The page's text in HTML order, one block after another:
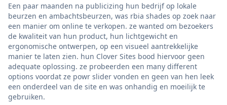
Een paar maanden na publicizing hun bedrijf op lokale
beurzen en ambachtsbeurzen, was rbia shades op zoek naar
een manier om online te verkopen. ze wanted om bezoekers
de kwaliteit van hun product, hun lichtgewicht en
ergonomische ontwerpen, op een visueel aantrekkelijke
manier te laten zien. hun Clover Sites bood hiervoor geen
adequate oplossing. ze probeerden een many different
options voordat ze powr slider vonden en geen van hen leek
een onderdeel van de site en was onhandig en moeilijk te
gebruiken.